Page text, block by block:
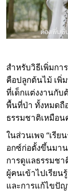
สำหรับวิธีเพิ่มก
คือปลูกต้นไม้ เพิ่
ที่เด็กแต่งงานกั
พื้นที่ป่า ทั้งหมดถื
ธรรมชาติเหมือน
ในส่วนเพจ “เรี
อกซ์ก่อตั้งขึ้นมา
การดูแลธรรมช
ผู้คนเข้าไปเรียน
และการแก้ไขปั